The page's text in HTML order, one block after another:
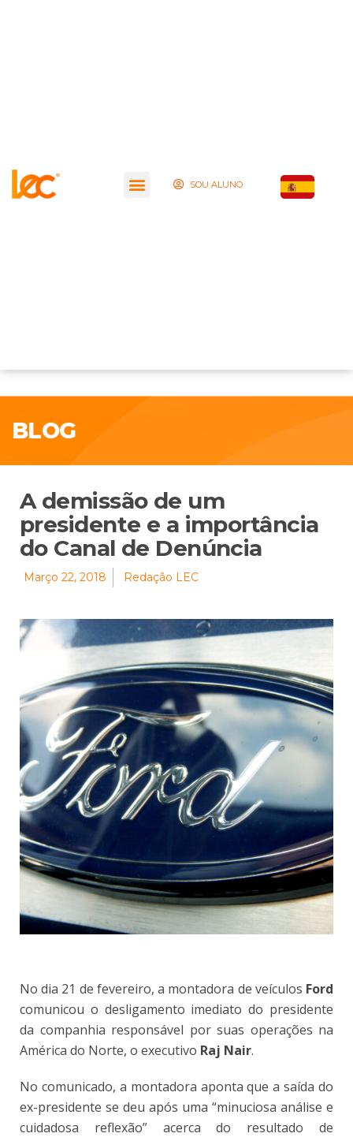
SOU ALUNO
BLOG
A demissão de um
presidente e a importância
do Canal de Denúncia
Março 22, 2018 Redação LEC
No dia 21 de fevereiro, a montadora de veículos Ford
comunicou o desligamento imediato do presidente
da companhia responsável por suas operações na
América do Norte, o executivo Raj Nair.
No comunicado, a montadora aponta que a saída do
ex-presidente se deu após uma “minuciosa análise e
cuidadosa reflexão” acerca do resultado de